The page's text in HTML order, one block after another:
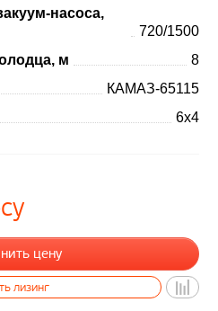
насоса,
720/1500
м
8
КАМАЗ-65115
6х4